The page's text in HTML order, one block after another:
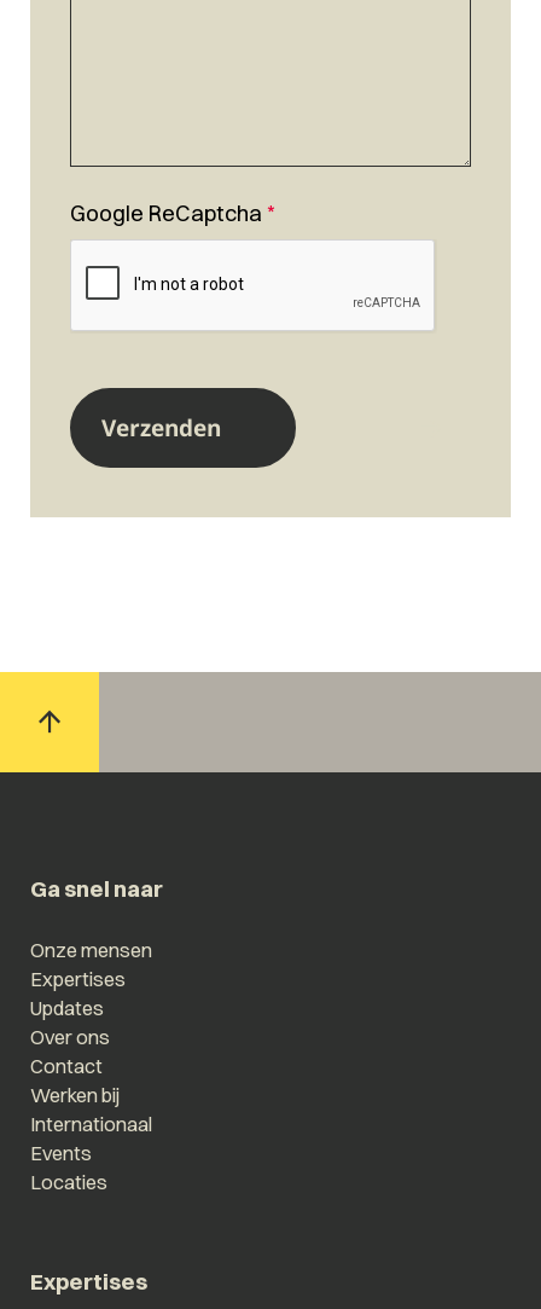
Google ReCaptcha *
Ga snel naar
Onze mensen
Expertises
Updates
Over ons
Contact
Werken bij
Internationaal
Events
Locaties
Expertises